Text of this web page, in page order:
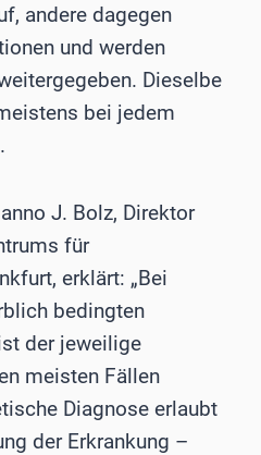
andere dagegen
und werden
Dieselbe
bei jedem
J. Bolz, Direktor
für
erklärt: „Bei
bedingten
der jeweilige
meisten Fällen
Diagnose erlaubt
der Erkrankung –